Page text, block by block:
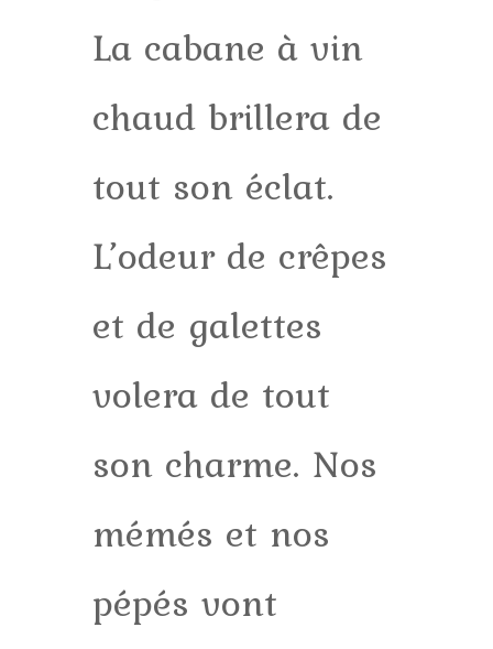
La cabane à vin
chaud brillera de
tout son éclat.
L’odeur de crêpes
et de galettes
volera de tout
son charme. Nos
mémés et nos
pépés vont